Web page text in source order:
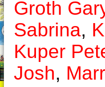
Groth
Sabrina,
Kuper
Josh,